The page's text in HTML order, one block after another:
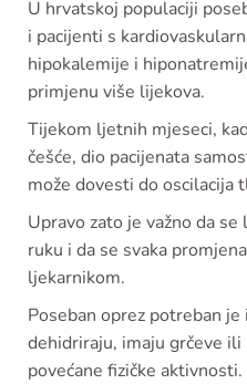
U hrvatskoj populaciji
i pacijenti s
hipokalemije i
primjenu više lijekova.
Tijekom ljetnih mjeseci,
češće, dio pacijenata
može dovesti do oscilacija
Upravo zato je važno da
ruku i da se svaka
ljekarnikom.
Poseban oprez potreban
dehidriraju, imaju grčeve ili
povećane fizičke aktivnosti.